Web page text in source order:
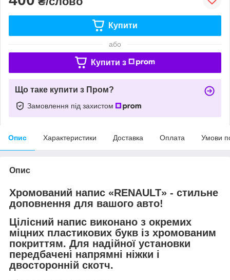
Купити
або
Купити з
Що таке купити з Пром?
Замовлення під захистом
Опис Характеристики Доставка Оплата Умови
Опис
Хромований напис «RENAULT» - стильне
доповнення для вашого авто!
Цілісний напис виконано з окремих
міцних пластикових букв із хромованим
покриттям. Для надійної установки
передбачені напрямні ніжки і
двосторонній скотч.